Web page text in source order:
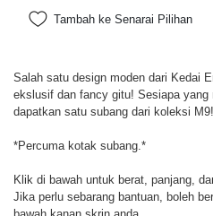
Tambah ke Senarai Pilihan
Salah satu design moden dari Kedai
ekslusif dan fancy gitu! Sesiapa yang
dapatkan satu subang dari koleksi M9!
*Percuma kotak subang.*
Klik di bawah untuk berat, panjang,
Jika perlu sebarang bantuan, boleh